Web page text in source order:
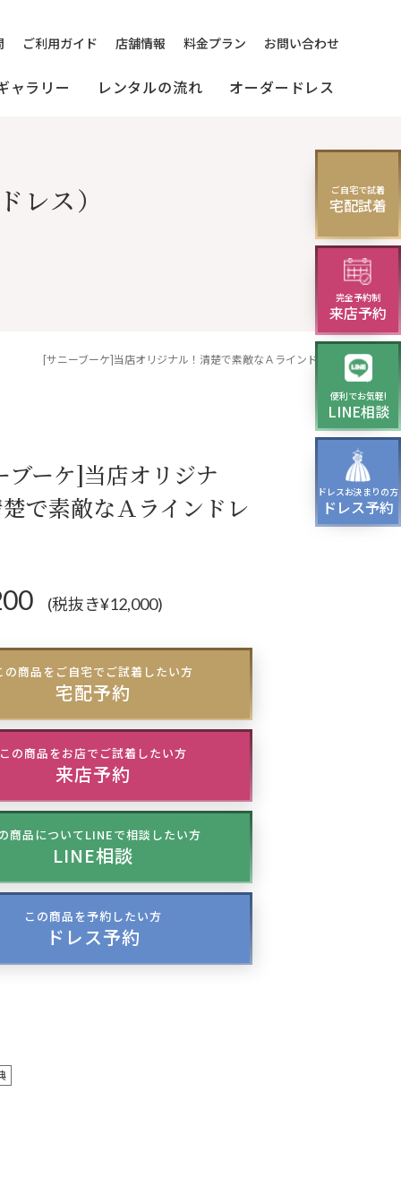
ご利用ガイド 店舗情報 料金プラン お問い合わせ
ス
パーティードレス
(20～30代の方向け)
ーティー、
ジング、
ャラリー レンタルの流れ
[来店]
試着・レンタルの流れ
オーダードレス
セミオーダードレス
(セレクトプラン)
レス）
[サニーブーケ]当店オリジナル！清楚で素敵なＡラインドレス
ブーケ]当店オリジナ
で素敵なＡラインドレ
(税抜き¥12,000)
の商品をご自宅でご試着したい方
宅配予約
この商品をお店でご試着したい方
来店予約
商品についてLINEで相談したい方
LINE相談
この商品を予約したい方
ドレス予約
ご自宅で試着
宅配試着
完全予約制
来店予約
便利でお気軽!
LINE相談
ドレスお決まりの方
ドレス予約